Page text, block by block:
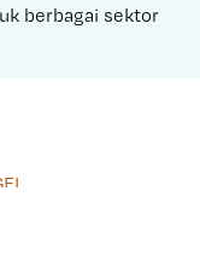
berbagai sektor